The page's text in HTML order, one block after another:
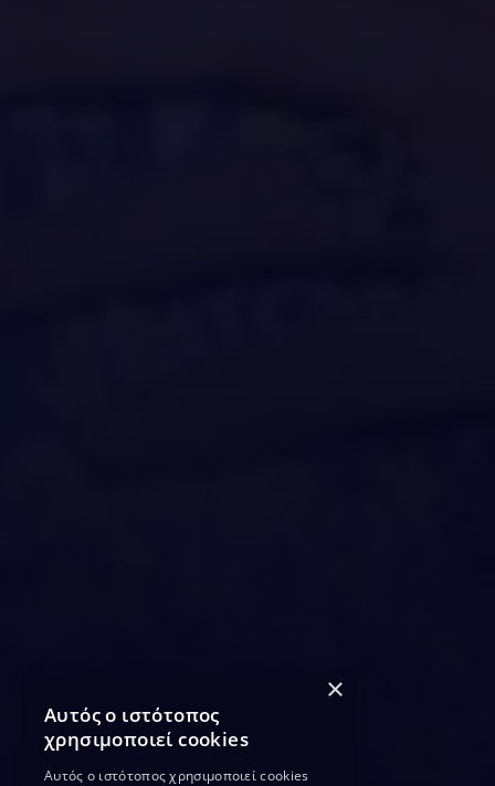
×
Αυτός ο ιστότοπος
χρησιμοποιεί cookies
Αυτός ο ιστότοπος χρησιμοποιεί cookies